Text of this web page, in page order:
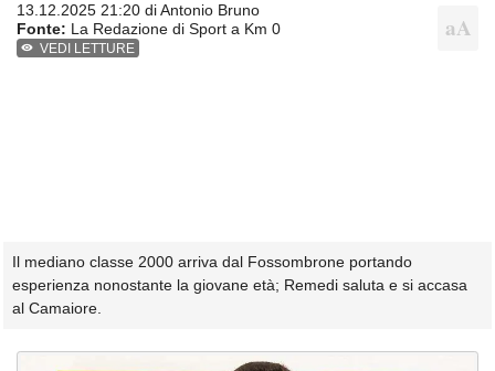
13.12.2025 21:20 diAntonio Bruno
Fonte: La Redazione di Sport a Km 0
VEDI LETTURE
Il mediano classe 2000 arriva dal Fossombrone portando
esperienza nonostante la giovane età; Remedi saluta e si accasa
al Camaiore.